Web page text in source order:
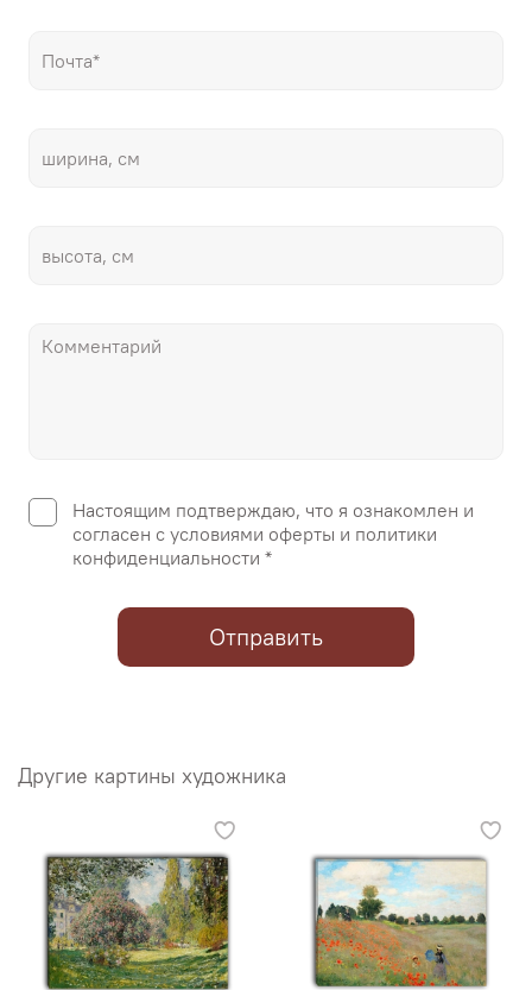
Настоящим подтверждаю, что я ознакомлен и
согласен с условиями оферты и политики
конфиденциальности *
Отправить
Другие картины художника